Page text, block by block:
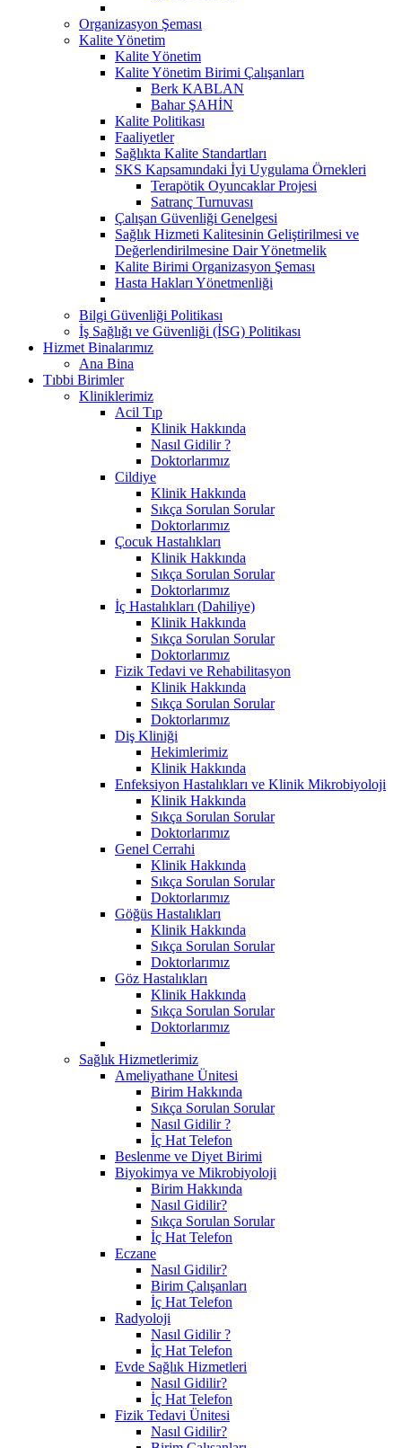
Organizasyon Şeması
Kalite Yönetim
Kalite Yönetim
Kalite Yönetim Birimi Çalışanları
Berk KABLAN
Bahar ŞAHİN
Kalite Politikası
Faaliyetler
Sağlıkta Kalite Standartları
SKS Kapsamındaki İyi Uygulama Örnekleri
Terapötik Oyuncaklar Projesi
Satranç Turnuvası
Çalışan Güvenliği Genelgesi
Sağlık Hizmeti Kalitesinin Geliştirilmesi ve
Değerlendirilmesine Dair Yönetmelik
Kalite Birimi Organizasyon Şeması
Hasta Hakları Yönetmenliği
Bilgi Güvenliği Politikası
İş Sağlığı ve Güvenliği (İSG) Politikası
Hizmet Binalarımız
Ana Bina
Tıbbi Birimler
Kliniklerimiz
Acil Tıp
Klinik Hakkında
Nasıl Gidilir ?
Doktorlarımız
Cildiye
Klinik Hakkında
Sıkça Sorulan Sorular
Doktorlarımız
Çocuk Hastalıkları
Klinik Hakkında
Sıkça Sorulan Sorular
Doktorlarımız
İç Hastalıkları (Dahiliye)
Klinik Hakkında
Sıkça Sorulan Sorular
Doktorlarımız
Fizik Tedavi ve Rehabilitasyon
Klinik Hakkında
Sıkça Sorulan Sorular
Doktorlarımız
Diş Kliniği
Hekimlerimiz
Klinik Hakkında
Enfeksiyon Hastalıkları ve Klinik Mikrobiyoloji
Klinik Hakkında
Sıkça Sorulan Sorular
Doktorlarımız
Genel Cerrahi
Klinik Hakkında
Sıkça Sorulan Sorular
Doktorlarımız
Göğüs Hastalıkları
Klinik Hakkında
Sıkça Sorulan Sorular
Doktorlarımız
Göz Hastalıkları
Klinik Hakkında
Sıkça Sorulan Sorular
Doktorlarımız
Sağlık Hizmetlerimiz
Ameliyathane Ünitesi
Birim Hakkında
Sıkça Sorulan Sorular
Nasıl Gidilir ?
İç Hat Telefon
Beslenme ve Diyet Birimi
Biyokimya ve Mikrobiyoloji
Birim Hakkında
Nasıl Gidilir?
Sıkça Sorulan Sorular
İç Hat Telefon
Eczane
Nasıl Gidilir?
Birim Çalışanları
İç Hat Telefon
Radyoloji
Nasıl Gidilir ?
İç Hat Telefon
Evde Sağlık Hizmetleri
Nasıl Gidilir?
İç Hat Telefon
Fizik Tedavi Ünitesi
Nasıl Gidilir?